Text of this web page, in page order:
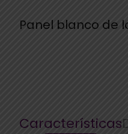
Panel blanco de
Características